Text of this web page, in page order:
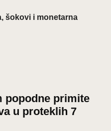
šokovi i monetarna
popodne primite
u proteklih 7